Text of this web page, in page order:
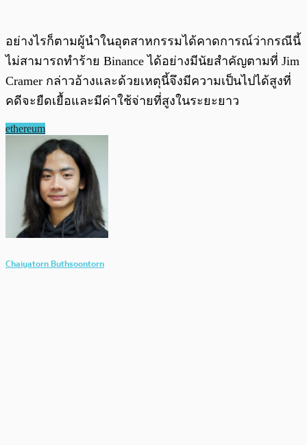
อย่างไรก็ตามผู้นำในอุตสาหกรรมได้คาดการณ์ว่ากรณีนี้
ไม่สามารถทำร้าย Binance ได้อย่างมีนัยสำคัญตามที่ Jim
Cramer กล่าวอ้างและด้วยเหตุนี้จึงมีความเป็นไปได้สูงที่
คดีจะยืดเยื้อและมีค่าใช้จ่ายที่สูงในระยะยาว
ethereum
Chaiyatorn Buthsoontorn